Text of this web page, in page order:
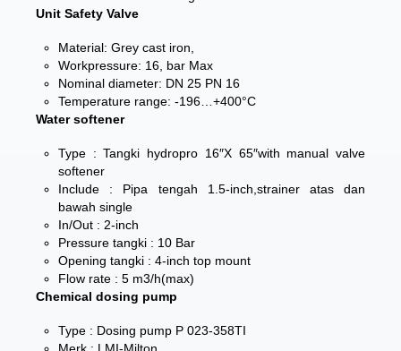
Unit Safety Valve
Material: Grey cast iron,
Workpressure: 16, bar Max
Nominal diameter: DN 25 PN 16
Temperature range: -196…+400°C
Water softener
Type : Tangki hydropro 16″X 65″with manual valve
softener
Include : Pipa tengah 1.5-inch,strainer atas dan
bawah single
In/Out : 2-inch
Pressure tangki : 10 Bar
Opening tangki : 4-inch top mount
Flow rate : 5 m3/h(max)
Chemical dosing pump
Type : Dosing pump P 023-358TI